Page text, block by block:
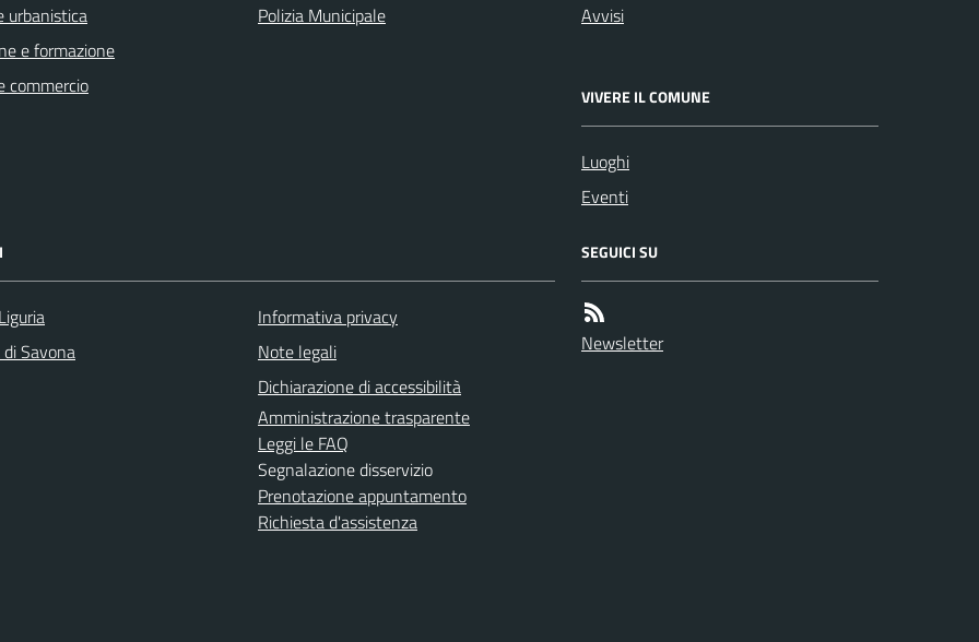
urbanistica
e formazione
commercio
Polizia Municipale
Avvisi
VIVERE IL COMUNE
Luoghi
Eventi
Savona
Informativa privacy
Note legali
Dichiarazione di accessibilità
Amministrazione trasparente
Leggi le FAQ
Segnalazione disservizio
Prenotazione appuntamento
Richiesta d'assistenza
SEGUICI SU
Newsletter